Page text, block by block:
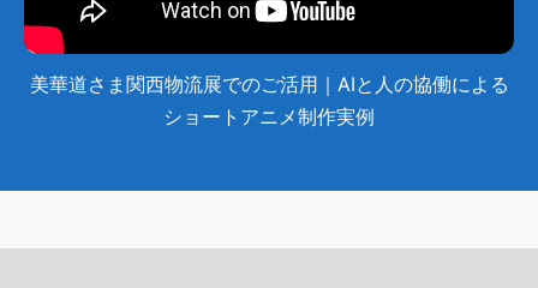
美華道さま関西物流展でのご活用｜AIと人の協働による
ショートアニメ制作実例